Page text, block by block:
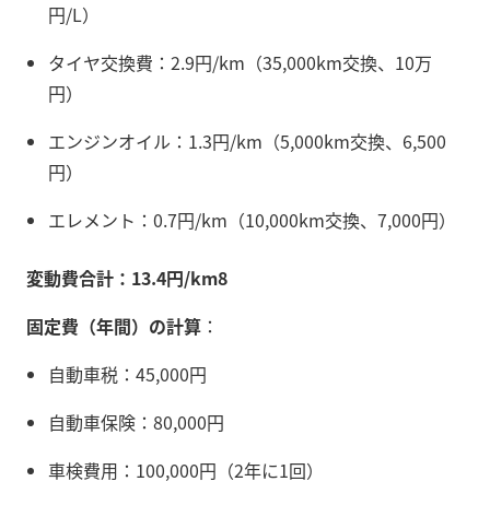
円/L）
タイヤ交換費：2.9円/km（35,000km交換、10万
円）
エンジンオイル：1.3円/km（5,000km交換、6,500
円）
エレメント：0.7円/km（10,000km交換、7,000円）
変動費合計：13.4円/km8
固定費（年間）の計算 ：
自動車税：45,000円
自動車保険：80,000円
車検費用：100,000円（2年に1回）